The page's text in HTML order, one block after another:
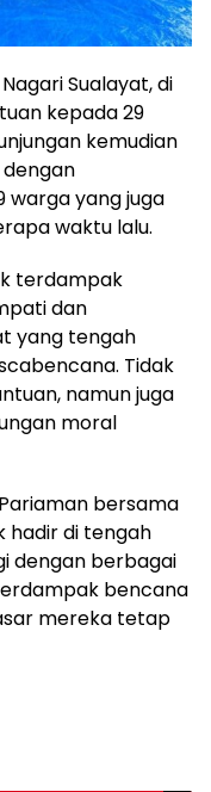
Sualayat, di
kepada 29
kemudian
warga yang juga
waktu lalu.
terdampak
dan
yang tengah
Tidak
namun juga
moral
bersama
hadir di tengah
dengan berbagai
bencana
mereka tetap